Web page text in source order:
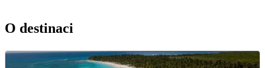
O destinaci